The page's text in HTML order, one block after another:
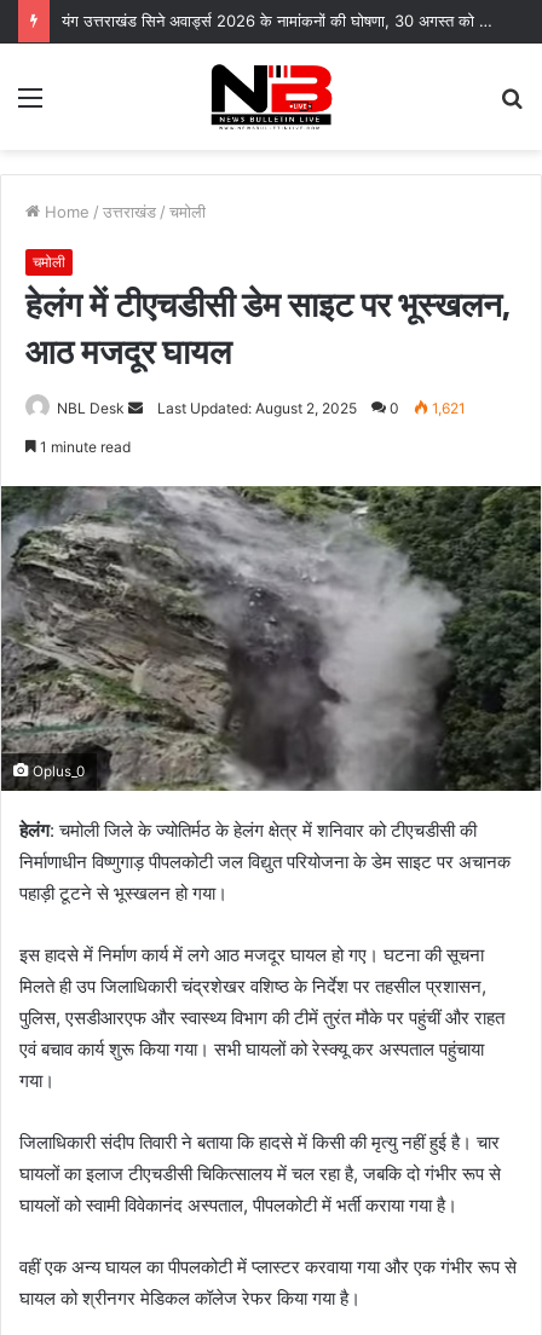
यंग उत्तराखंड सिने अवार्ड्स 2026 के नामांकनों की घोषणा, 30 अगस्त को भारत मंडपम में होगा भव्य समारोह
Menu
Home / उत्तराखंड / चमोली
चमोली
हेलंग में टीएचडीसी डेम साइट पर भूस्खलन,
आठ मजदूर घायल
NBL Desk
SendLast Updated: August 2, 2025 0 1,621
1 minute read
Oplus_0
हेलंग: चमोली जिले के ज्योतिर्मठ के हेलंग क्षेत्र में शनिवार को टीएचडीसी की
निर्माणाधीन विष्णुगाड़ पीपलकोटी जल विद्युत परियोजना के डेम साइट पर अचानक
पहाड़ी टूटने से भूस्खलन हो गया।
इस हादसे में निर्माण कार्य में लगे आठ मजदूर घायल हो गए। घटना की सूचना
मिलते ही उप जिलाधिकारी चंद्रशेखर वशिष्ठ के निर्देश पर तहसील प्रशासन,
पुलिस, एसडीआरएफ और स्वास्थ्य विभाग की टीमें तुरंत मौके पर पहुंचीं और राहत
एवं बचाव कार्य शुरू किया गया। सभी घायलों को रेस्क्यू कर अस्पताल पहुंचाया
गया।
जिलाधिकारी संदीप तिवारी ने बताया कि हादसे में किसी की मृत्यु नहीं हुई है। चार
घायलों का इलाज टीएचडीसी चिकित्सालय में चल रहा है, जबकि दो गंभीर रूप से
घायलों को स्वामी विवेकानंद अस्पताल, पीपलकोटी में भर्ती कराया गया है।
वहीं एक अन्य घायल का पीपलकोटी में प्लास्टर करवाया गया और एक गंभीर रूप से
घायल को श्रीनगर मेडिकल कॉलेज रेफर किया गया है।